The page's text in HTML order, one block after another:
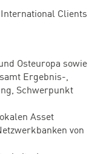
Clients
Osteuropa sowie
Ergebnis-,
Schwerpunkt
Asset
von